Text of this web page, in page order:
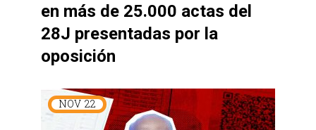
en más de 25.000 actas del
28J presentadas por la
oposición
NOV 22